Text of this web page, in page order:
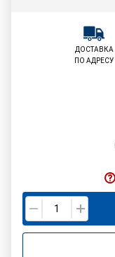
ДОСТАВКА
ПО АДРЕСУ